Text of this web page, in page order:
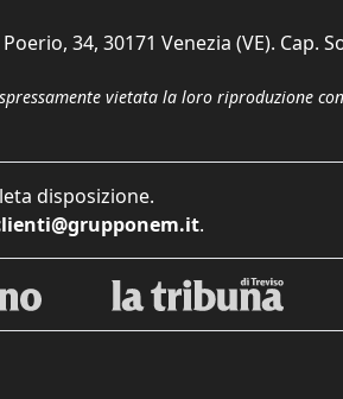
34, 30171 Venezia (VE). Cap.
vietata la loro riproduzione
disposizione.
.